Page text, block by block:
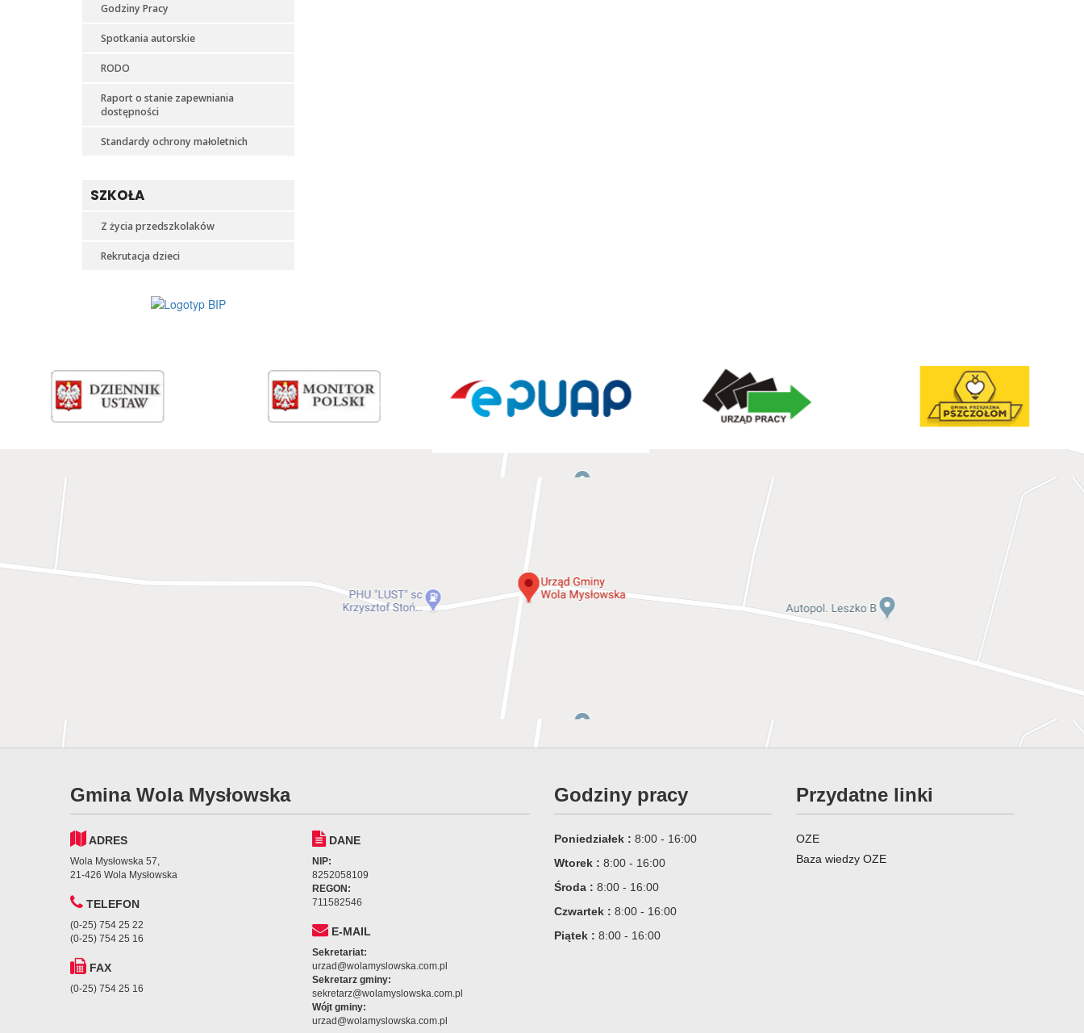
Godziny Pracy
Spotkania autorskie
RODO
Raport o stanie zapewniania
dostępności
Standardy ochrony małoletnich
SZKOŁA
Z życia przedszkolaków
Rekrutacja dzieci
Gmina Wola Mysłowska
ADRES
Wola Mysłowska 57,
21-426 Wola Mysłowska
TELEFON
(0-25) 754 25 22
(0-25) 754 25 16
FAX
(0-25) 754 25 16
DANE
NIP:
8252058109
REGON:
711582546
E-MAIL
Sekretariat:
urzad@wolamyslowska.com.pl
Sekretarz gminy:
sekretarz@wolamyslowska.com.pl
Wójt gminy:
urzad@wolamyslowska.com.pl
Godziny pracy
Poniedziałek : 8:00 - 16:00
Wtorek : 8:00 - 16:00
Środa : 8:00 - 16:00
Czwartek : 8:00 - 16:00
Piątek : 8:00 - 16:00
Przydatne linki
OZE
Baza wiedzy OZE